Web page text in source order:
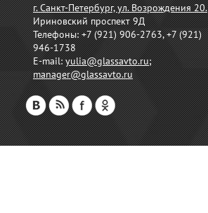
г. Санкт-Петербург, ул. Возрождения 20.
Ириновский проспект 9Д
Телефоны:+7 (921) 906-2763, +7 (921)
946-1738
E-mail:yulia@glassavto.ru;
manager@glassavto.ru